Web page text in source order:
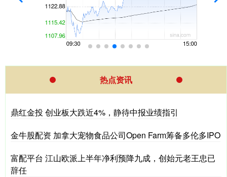
热点资讯
鼎红金投 创业板大跌近4%，静待中报业绩指引
金牛股配资 加拿大宠物食品公司Open Farm筹备多伦多IPO
富配平台 江山欧派上半年净利预降九成，创始元老王忠已
辞任